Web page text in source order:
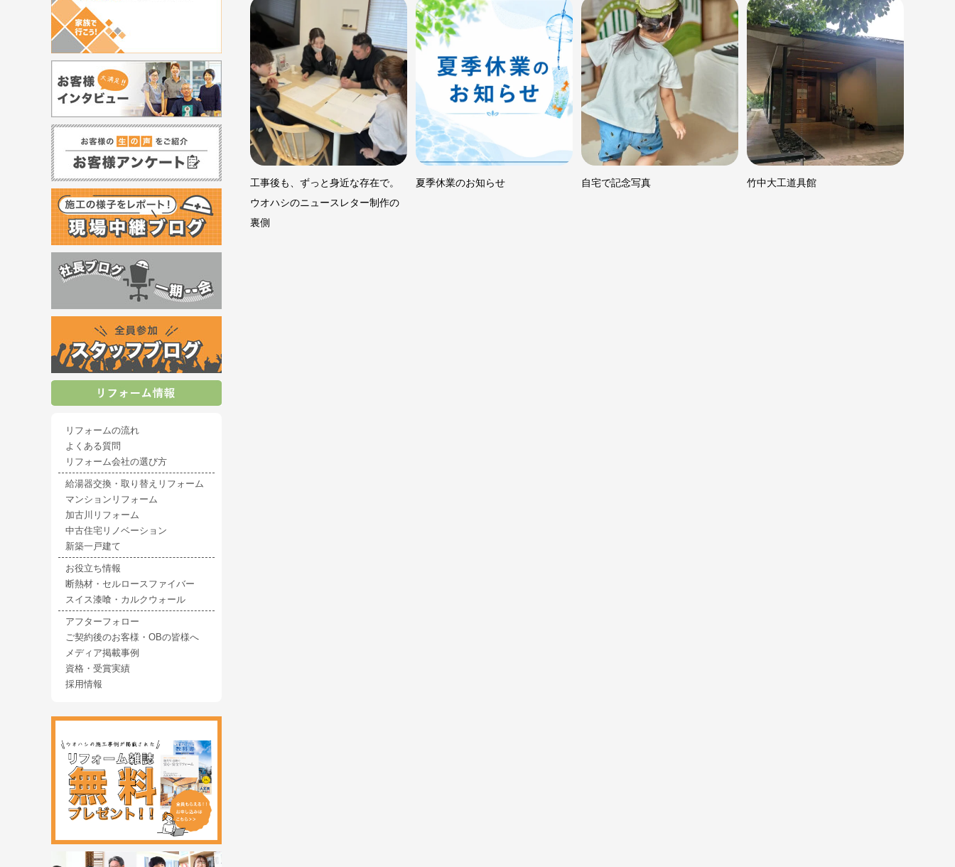
工事後も、ずっと身近な存在で。
ウオハシのニュースレター制作の
裏側
夏季休業のお知らせ 自宅で記念写真 竹中大工道具館
リフォームの流れ
よくある質問
リフォーム会社の選び方
給湯器交換・取り替えリフォーム
マンションリフォーム
加古川リフォーム
中古住宅リノベーション
新築一戸建て
お役立ち情報
断熱材・セルロースファイバー
スイス漆喰・カルクウォール
アフターフォロー
ご契約後のお客様・OBの皆様へ
メディア掲載事例
資格・受賞実績
採用情報